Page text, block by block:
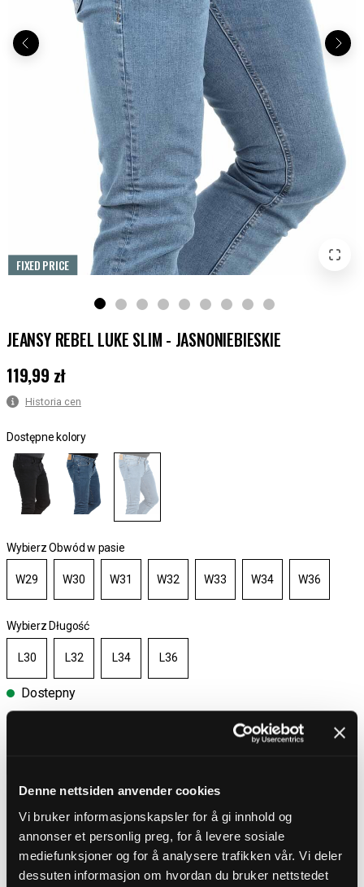
Denne nettsiden anvender cookies
Vi bruker informasjonskapsler for å gi innhold og
annonser et personlig preg, for å levere sosiale
mediefunksjoner og for å analysere trafikken vår. Vi deler
dessuten informasjon om hvordan du bruker nettstedet
FIXED PRICE
JEANSY REBEL LUKE SLIM - JASNONIEBIESKIE
Cena:119,99 zł
119,99 zł
Historia cen
Dostępne kolory
Wybierz Obwód w pasie
W29 W30 W31 W32 W33 W34 W36
Wybierz Długość
L30 L32 L34 L36
Dostepny
Dostawa 4-7 dni
Darmowa wysyłka powyżej 450 zł
OPIS PRODUKTU